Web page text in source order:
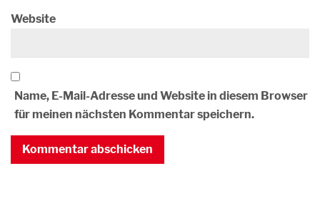
Website
Name, E-Mail-Adresse und Website in diesem Browser
für meinen nächsten Kommentar speichern.